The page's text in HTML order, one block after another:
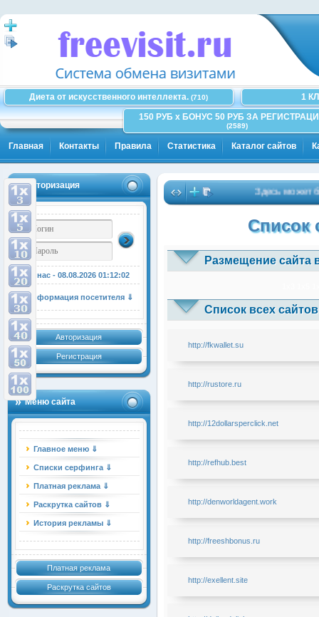
Диета от искусственного интеллекта. (710)
1
150 РУБ x БОНУС 50 РУБ ЗА
(2589)
Главная Контакты Правила Статистика Каталог сайтов
Авторизация
У нас - 08.08.2026 01:12:02
Информация посетителя ⇓
Авторизация
Регистрация
Меню сайта
Главное меню ⇓
Списки серфинга ⇓
Платная реклама ⇓
Раскрутка сайтов ⇓
История рекламы ⇓
Платная реклама
Раскрутка сайтов
Здесь может
Список
Размещение сайта
Список всех
http://fkwallet.su
http://rustore.ru
http://12dollarsperclick.net
http://refhub.best
http://denworldagent.work
http://freeshbonus.ru
http://exellent.site